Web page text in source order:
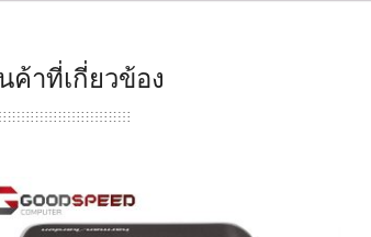
ค้าที่เกี่ยวข้อง